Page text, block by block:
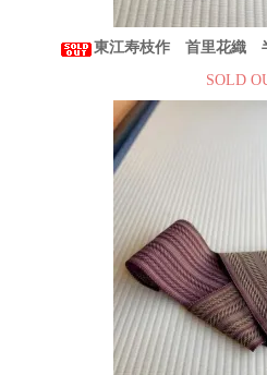
東江寿枝作 首里花織
SOLD